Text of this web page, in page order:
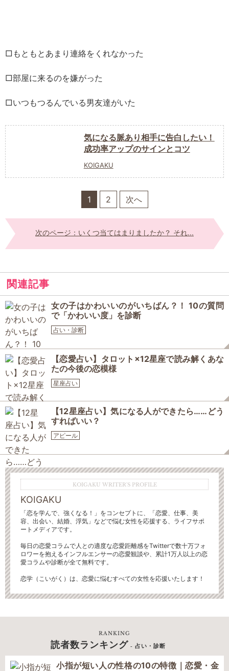
□もともとあまり連絡をくれなかった
□部屋に来るのを嫌がった
□いつもつるんでいる男友達がいた
気になる脈あり相手に告白したい！
成功率アップのサインとコツ
KOIGAKU
1 2 次へ
次のページ：いくつ当てはまりましたか？ それ...
関連記事
女の子はかわいいのがいちばん？！ 10の質問
で「かわいい度」を診断
占い・診断
【恋愛占い】タロット×12星座で読み解くあな
たの今後の恋模様
星座占い
【12星座占い】気になる人ができたら……どう
すればいい？
アピール
KOIGAKU WRITER'S PROFILE
KOIGAKU
「恋を学んで、強くなる！」をコンセプトに、「恋愛、仕事、美
容、出会い、結婚、浮気」などで悩む女性を応援する、ライフサポ
ートメディアです。
毎日の恋愛コラムで人との適度な恋愛距離感をTwitterで数十万フォ
ロワーを抱えるインフルエンサーの恋愛観談や、累計1万人以上の恋
愛コラムや診断が全て無料です。
恋学（こいがく）は、恋愛に悩むすべての女性を応援いたします！
RANKING
読者数ランキング - 占い・診断
小指が短い人の性格の10の特徴｜恋愛・金